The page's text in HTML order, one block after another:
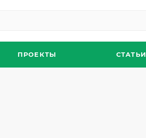
ПРОЕКТЫ СТАТЬИ